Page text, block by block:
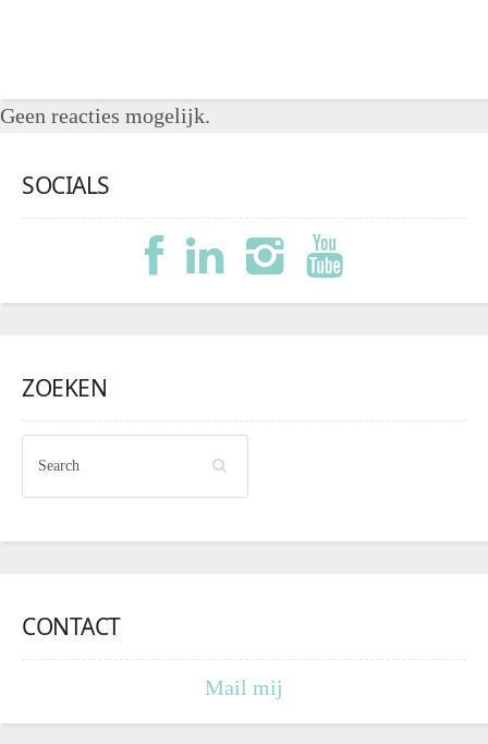
Geen reacties mogelijk.
SOCIALS
ZOEKEN
CONTACT
Mail mij